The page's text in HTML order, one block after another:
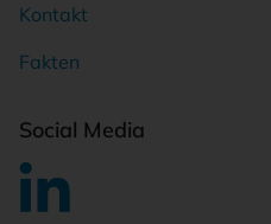
Kontakt
Fakten
Social Media